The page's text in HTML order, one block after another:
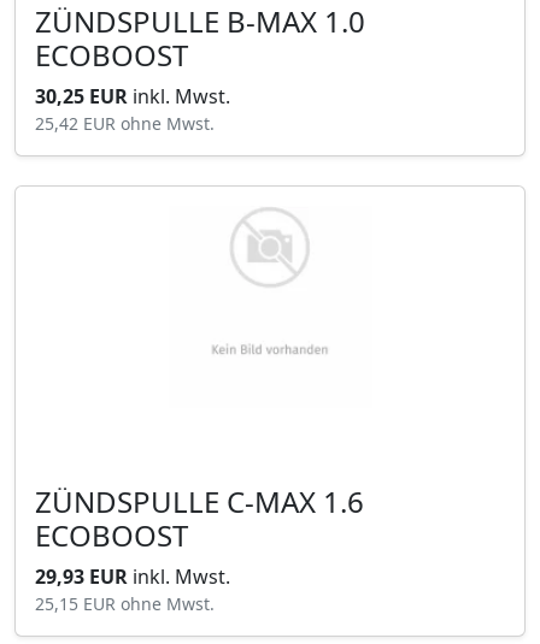
ZÜNDSPULLE B-MAX 1.0
ECOBOOST
30,25 EUR inkl. Mwst.
25,42 EUR ohne Mwst.
ZÜNDSPULLE C-MAX 1.6
ECOBOOST
29,93 EUR inkl. Mwst.
25,15 EUR ohne Mwst.